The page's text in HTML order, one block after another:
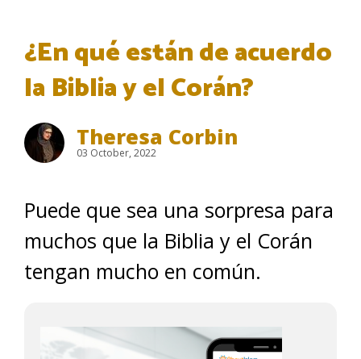
¿En qué están de acuerdo
la Biblia y el Corán?
Theresa Corbin
03 October, 2022
Puede que sea una sorpresa para
muchos que la Biblia y el Corán
tengan mucho en común.